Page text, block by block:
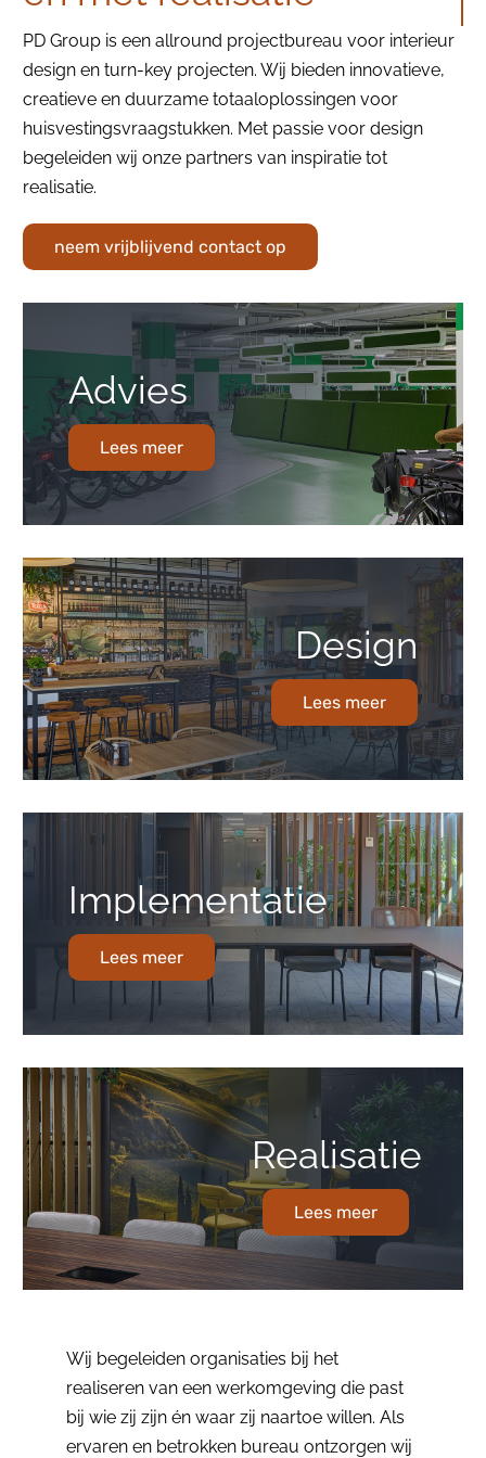
PD Group is een allround projectbureau voor interieur
design en turn-key projecten. Wij bieden innovatieve,
creatieve en duurzame totaaloplossingen voor
huisvestingsvraagstukken. Met passie voor design
begeleiden wij onze partners van inspiratie tot
realisatie.
neem vrijblijvend contact op
Advies
Lees meer
Design
Lees meer
Implementatie
Lees meer
Realisatie
Lees meer
Wij begeleiden organisaties bij het
realiseren van een werkomgeving die past
bij wie zij zijn én waar zij naartoe willen. Als
ervaren en betrokken bureau ontzorgen wij